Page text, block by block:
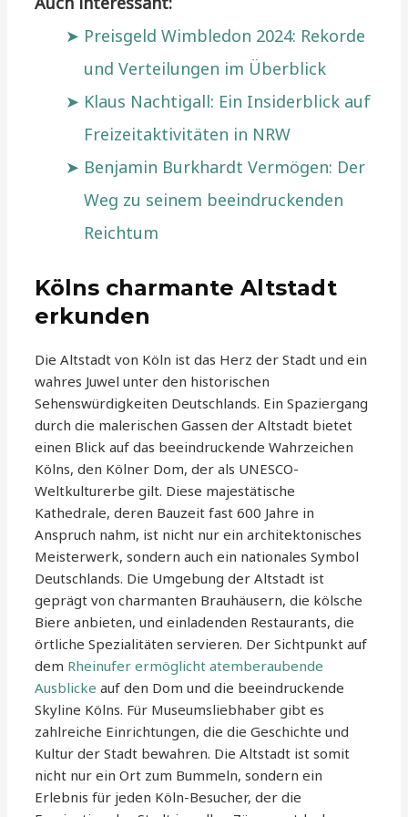
Preisgeld Wimbledon 2024: Rekorde
und Verteilungen im Überblick
Klaus Nachtigall: Ein Insiderblick auf
Freizeitaktivitäten in NRW
Benjamin Burkhardt Vermögen: Der
Weg zu seinem beeindruckenden
Reichtum
Kölns charmante Altstadt
erkunden
Die Altstadt von Köln ist das Herz der Stadt und ein
wahres Juwel unter den historischen
Sehenswürdigkeiten Deutschlands. Ein Spaziergang
durch die malerischen Gassen der Altstadt bietet
einen Blick auf das beeindruckende Wahrzeichen
Kölns, den Kölner Dom, der als UNESCO-
Weltkulturerbe gilt. Diese majestätische
Kathedrale, deren Bauzeit fast 600 Jahre in
Anspruch nahm, ist nicht nur ein architektonisches
Meisterwerk, sondern auch ein nationales Symbol
Deutschlands. Die Umgebung der Altstadt ist
geprägt von charmanten Brauhäusern, die kölsche
Biere anbieten, und einladenden Restaurants, die
örtliche Spezialitäten servieren. Der Sichtpunkt auf
dem Rheinufer ermöglicht atemberaubende
Ausblicke auf den Dom und die beeindruckende
Skyline Kölns. Für Museumsliebhaber gibt es
zahlreiche Einrichtungen, die die Geschichte und
Kultur der Stadt bewahren. Die Altstadt ist somit
nicht nur ein Ort zum Bummeln, sondern ein
Erlebnis für jeden Köln-Besucher, der die